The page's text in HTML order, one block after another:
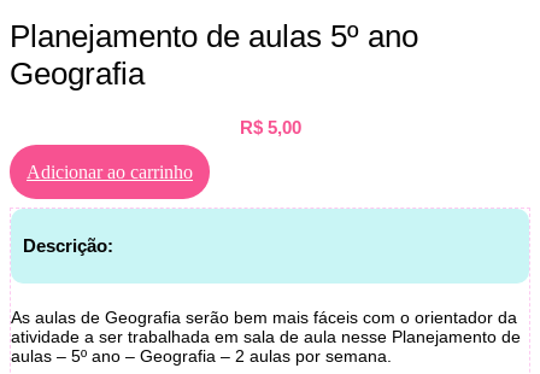
Planejamento de aulas 5º ano
Geografia
R$5,00
Adicionar ao carrinho
Descrição:
As aulas de Geografia serão bem mais fáceis com o orientador da
atividade a ser trabalhada em sala de aula nesse Planejamento de
aulas – 5º ano – Geografia – 2 aulas por semana.